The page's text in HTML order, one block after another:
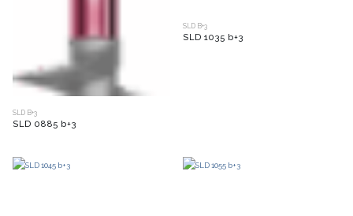
SLD B+3
SLD 0885 b+3
SLD B+3
SLD 1035 b+3